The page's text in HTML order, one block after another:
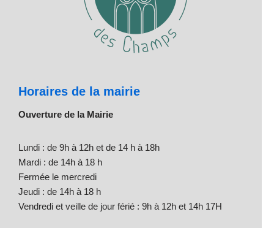
Horaires de la mairie
Ouverture de la Mairie
Lundi : de 9h à 12h et de 14 h à 18h
Mardi : de 14h à 18 h
Fermée le mercredi
Jeudi : de 14h à 18 h
Vendredi et veille de jour férié : 9h à 12h et 14h 17H